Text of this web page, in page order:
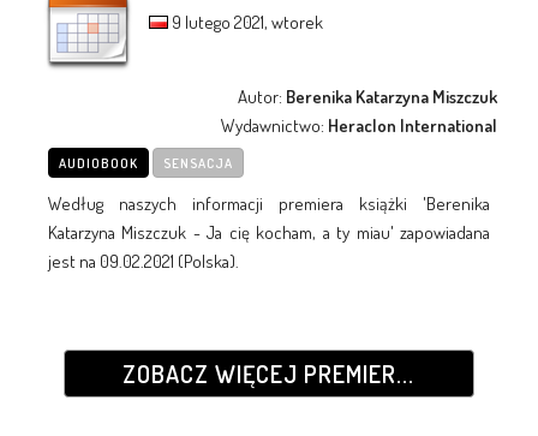
9 lutego 2021, wtorek
Autor: Berenika Katarzyna Miszczuk
Wydawnictwo: Heraclon International
AUDIOBOOK SENSACJA
Według naszych informacji premiera książki 'Berenika
Katarzyna Miszczuk - Ja cię kocham, a ty miau' zapowiadana
jest na 09.02.2021 (Polska).
ZOBACZ WIĘCEJ PREMIER...